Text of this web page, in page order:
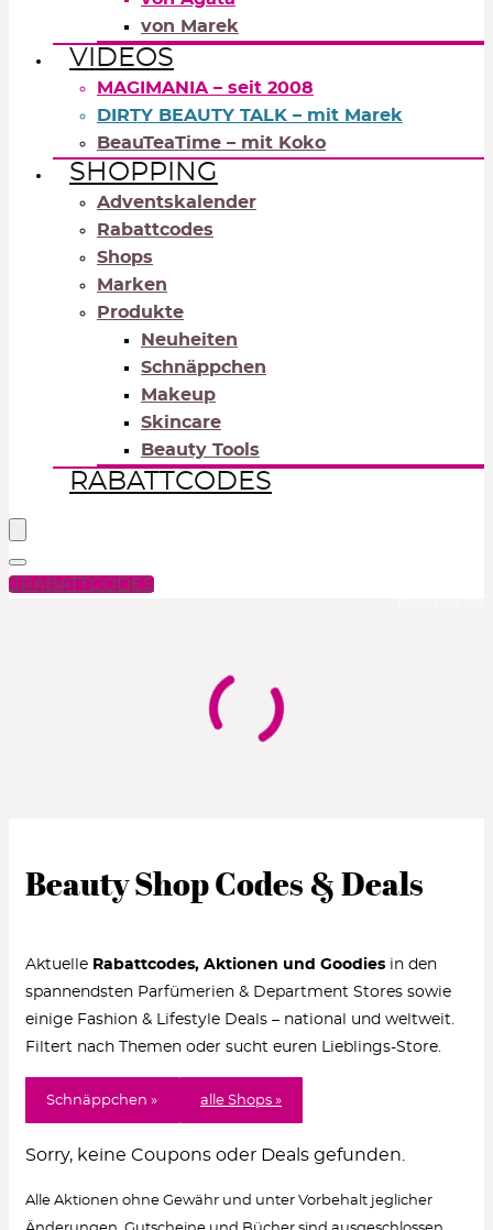
von Marek
VIDEOS
MAGIMANIA – seit 2008
DIRTY BEAUTY TALK – mit Marek
BeauTeaTime – mit Koko
SHOPPING
Adventskalender
Rabattcodes
Shops
Marken
Produkte
Neuheiten
Schnäppchen
Makeup
Skincare
Beauty Tools
RABATTCODES
RABATTCODES
Beauty Shop Codes & Deals
Aktuelle Rabattcodes, Aktionen und Goodies in den
spannendsten Parfümerien & Department Stores sowie
einige Fashion & Lifestyle Deals – national und weltweit.
Filtert nach Themen oder sucht euren Lieblings-Store.
Schnäppchen » alle Shops »
Sorry, keine Coupons oder Deals gefunden.
Alle Aktionen ohne Gewähr und unter Vorbehalt jeglicher